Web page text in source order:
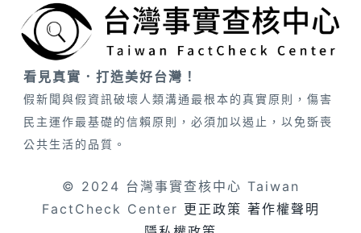
看見真實．打造美好台灣！
假新聞與假資訊破壞人類溝通最根本的真實原則，傷害
民主運作最基礎的信賴原則，必須加以遏止，以免斲喪
公共生活的品質。
© 2024 台灣事實查核中心 Taiwan
FactCheck Center 更正政策 著作權聲明